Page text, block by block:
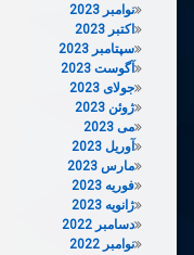
نوامبر 2023
اکتبر 2023
سپتامبر 2023
آگوست 2023
جولای 2023
ژوئن 2023
می 2023
آوریل 2023
مارس 2023
فوریه 2023
ژانویه 2023
دسامبر 2022
نوامبر 2022